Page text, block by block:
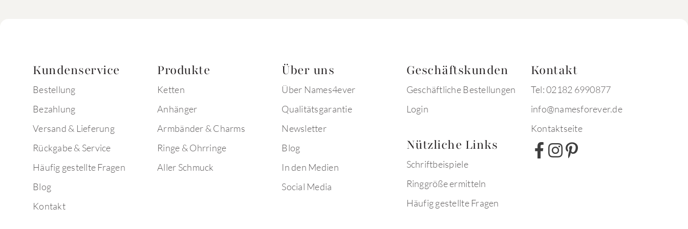
Kundenservice
Bestellung
Bezahlung
Versand & Lieferung
Rückgabe & Service
Häufig gestellte Fragen
Blog
Kontakt
Produkte
Ketten
Anhänger
Armbänder & Charms
Ringe & Ohrringe
Aller Schmuck
Über uns
Über Names4ever
Qualitätsgarantie
Newsletter
Blog
In den Medien
Social Media
Geschäftskunden
Geschäftliche Bestellungen
Login
Nützliche Links
Schriftbeispiele
Ringgröße ermitteln
Häufig gestellte Fragen
Kontakt
Tel: 02182 6990877
info@namesforever.de
Kontaktseite